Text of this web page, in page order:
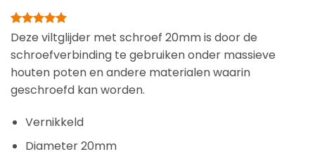
Gewaardeerd
gebaseerd
op
6
klantbeoordelingen
Deze viltglijder met schroef 20mm is door de
schroefverbinding te gebruiken onder massieve
houten poten en andere materialen waarin
geschroefd kan worden.
Vernikkeld
Diameter 20mm